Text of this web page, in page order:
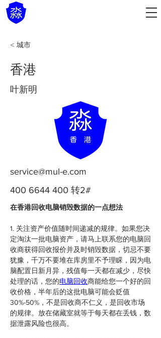
< 城市
香港
叶新明
service@mul-e.com
400 6644 400 转2#
在香港回收电脑销毁数据的一点想法
1. 关注资产价值随时间递减的规律。如果您决
定淘汰一批电脑资产，请马上联系您的电脑回
收商获得回收报价并及时销毁数据，切忌不要
犹豫，千万不要堆在库房里不予理睬，因为电
脑配置日新月异，残值每一天都在减少，尽快
处理的话，您的电脑回收商能给您一个好的回
收价格，半年后的这批电脑可能会贬值
30%-50%，不是回收商不仁义，是回收市场
的规律。放在储藏室就等于每天都在丢钱，数
据泄露风险也很高。